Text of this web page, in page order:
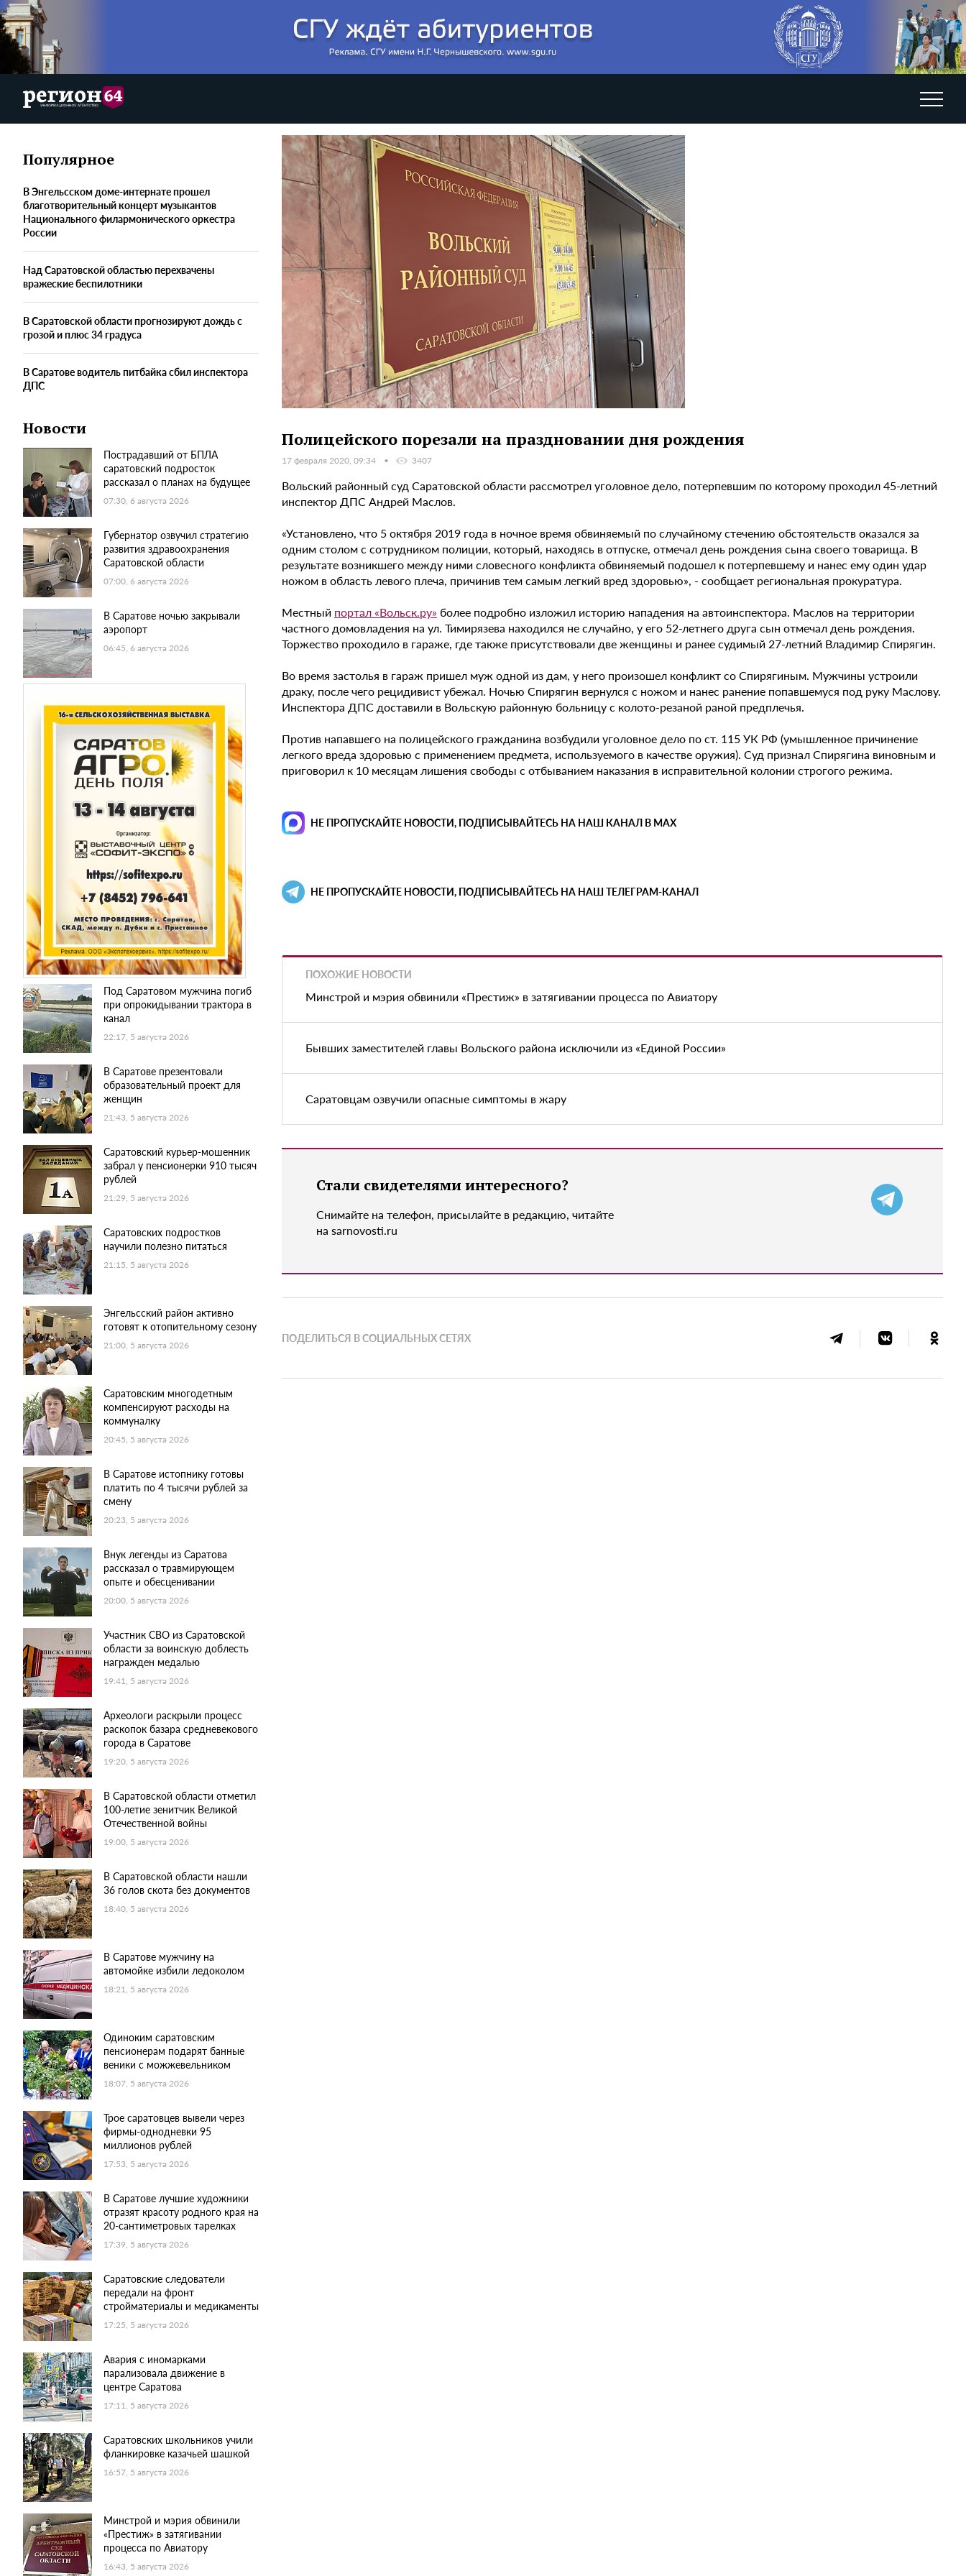
Популярное
В Энгельсском доме-интернате прошел
благотворительный концерт музыкантов
Национального филармонического оркестра
России
Над Саратовской областью перехвачены
вражеские беспилотники
В Саратовской области прогнозируют дождь с
грозой и плюс 34 градуса
В Саратове водитель питбайка сбил инспектора
ДПС
Новости
Пострадавший от БПЛА
саратовский подросток
рассказал о планах на будущее
07:30, 6 августа 2026
Губернатор озвучил стратегию
развития здравоохранения
Саратовской области
07:00, 6 августа 2026
В Саратове ночью закрывали
аэропорт
06:45, 6 августа 2026
Под Саратовом мужчина погиб
при опрокидывании трактора в
канал
22:17, 5 августа 2026
В Саратове презентовали
образовательный проект для
женщин
21:43, 5 августа 2026
Саратовский курьер-мошенник
забрал у пенсионерки 910 тысяч
рублей
21:29, 5 августа 2026
Саратовских подростков
научили полезно питаться
21:15, 5 августа 2026
Энгельсский район активно
готовят к отопительному сезону
21:00, 5 августа 2026
Саратовским многодетным
компенсируют расходы на
коммуналку
20:45, 5 августа 2026
В Саратове истопнику готовы
платить по 4 тысячи рублей за
смену
20:23, 5 августа 2026
Внук легенды из Саратова
рассказал о травмирующем
опыте и обесценивании
20:00, 5 августа 2026
Участник СВО из Саратовской
области за воинскую доблесть
награжден медалью
19:41, 5 августа 2026
Археологи раскрыли процесс
раскопок базара средневекового
города в Саратове
19:20, 5 августа 2026
В Саратовской области отметил
100-летие зенитчик Великой
Отечественной войны
19:00, 5 августа 2026
В Саратовской области нашли
36 голов скота без документов
18:40, 5 августа 2026
В Саратове мужчину на
автомойке избили ледоколом
18:21, 5 августа 2026
Одиноким саратовским
пенсионерам подарят банные
веники с можжевельником
18:07, 5 августа 2026
Трое саратовцев вывели через
фирмы-однодневки 95
миллионов рублей
17:53, 5 августа 2026
В Саратове лучшие художники
отразят красоту родного края на
20-сантиметровых тарелках
17:39, 5 августа 2026
Саратовские следователи
передали на фронт
стройматериалы и медикаменты
17:25, 5 августа 2026
Авария с иномарками
парализовала движение в
центре Саратова
17:11, 5 августа 2026
Саратовских школьников учили
фланкировке казачьей шашкой
16:57, 5 августа 2026
Минстрой и мэрия обвинили
«Престиж» в затягивании
процесса по Авиатору
16:43, 5 августа 2026
Полицейского порезали на праздновании дня рождения
17 февраля 2020, 09:34 3407
Вольский районный суд Саратовской области рассмотрел уголовное дело, потерпевшим по которому проходил 45-летний
инспектор ДПС Андрей Маслов.
«Установлено, что 5 октября 2019 года в ночное время обвиняемый по случайному стечению обстоятельств оказался за
одним столом с сотрудником полиции, который, находясь в отпуске, отмечал день рождения сына своего товарища. В
результате возникшего между ними словесного конфликта обвиняемый подошел к потерпевшему и нанес ему один удар
ножом в область левого плеча, причинив тем самым легкий вред здоровью», - сообщает региональная прокуратура.
Местный портал «Вольск.ру» более подробно изложил историю нападения на автоинспектора. Маслов на территории
частного домовладения на ул. Тимирязева находился не случайно, у его 52-летнего друга сын отмечал день рождения.
Торжество проходило в гараже, где также присутствовали две женщины и ранее судимый 27-летний Владимир Спирягин.
Во время застолья в гараж пришел муж одной из дам, у него произошел конфликт со Спирягиным. Мужчины устроили
драку, после чего рецидивист убежал. Ночью Спирягин вернулся с ножом и нанес ранение попавшемуся под руку Маслову.
Инспектора ДПС доставили в Вольскую районную больницу с колото-резаной раной предплечья.
Против напавшего на полицейского гражданина возбудили уголовное дело по ст. 115 УК РФ (умышленное причинение
легкого вреда здоровью с применением предмета, используемого в качестве оружия). Суд признал Спирягина виновным и
приговорил к 10 месяцам лишения свободы с отбыванием наказания в исправительной колонии строгого режима.
НЕ ПРОПУСКАЙТЕ НОВОСТИ, ПОДПИСЫВАЙТЕСЬ НА НАШ КАНАЛ В MAX
НЕ ПРОПУСКАЙТЕ НОВОСТИ, ПОДПИСЫВАЙТЕСЬ НА НАШ ТЕЛЕГРАМ-КАНАЛ
ПОХОЖИЕ НОВОСТИ
Минстрой и мэрия обвинили «Престиж» в затягивании процесса по Авиатору
Бывших заместителей главы Вольского района исключили из «Единой России»
Саратовцам озвучили опасные симптомы в жару
Стали свидетелями интересного?
Снимайте на телефон, присылайте в редакцию, читайте
на sarnovosti.ru
ПОДЕЛИТЬСЯ В СОЦИАЛЬНЫХ СЕТЯХ